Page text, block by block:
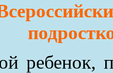
ребенок,